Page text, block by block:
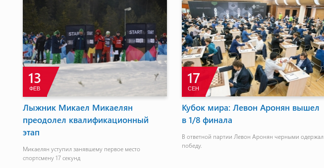
13
ФЕВ
Лыжник Микаел Микаелян
преодолел квалификационный
этап
Микаелян уступил занявшему первое место
спортсмену 17 секунд
17
СЕН
Кубок мира: Левон Аронян вышел
в 1/8 финала
В ответной партии Левон Аронян черными одержал
победу.